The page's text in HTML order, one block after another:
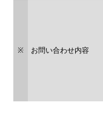
※ お問い合わせ内容